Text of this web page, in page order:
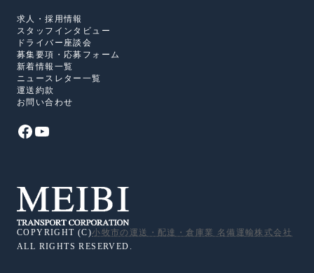
求人・採用情報
スタッフインタビュー
ドライバー座談会
募集要項・応募フォーム
新着情報一覧
ニュースレター一覧
運送約款
お問い合わせ
COPYRIGHT (C)小牧市の運送・配達・倉庫業 名備運輸株式会社
ALL RIGHTS RESERVED.